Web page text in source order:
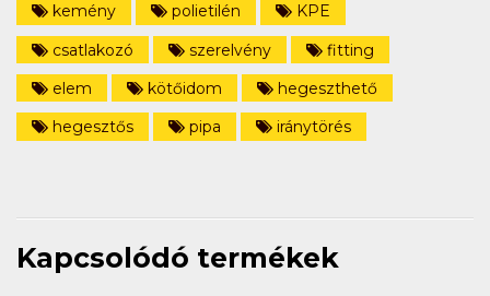
kemény
polietilén
KPE
csatlakozó
szerelvény
fitting
elem
kötőidom
hegeszthető
hegesztős
pipa iránytörés
Kapcsolódó termékek